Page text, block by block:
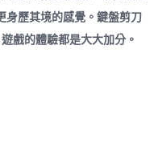
身歷其境的感覺。鍵盤剪刀
戲的體驗都是大大加分。